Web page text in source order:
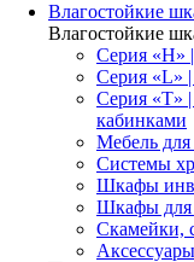
Влагостойкие
Влагостойкие
Серия «H»
Серия «L»
Серия «T»
кабинками
Мебель
Системы
Шкафы
Шкафы для
Скамейки,
Аксессуары